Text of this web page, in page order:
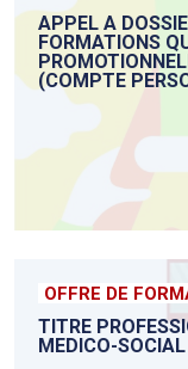
APPEL A
FORMATIONS
(COMPTE
OFFRE DE
TITRE
MEDICO-SOCIAL